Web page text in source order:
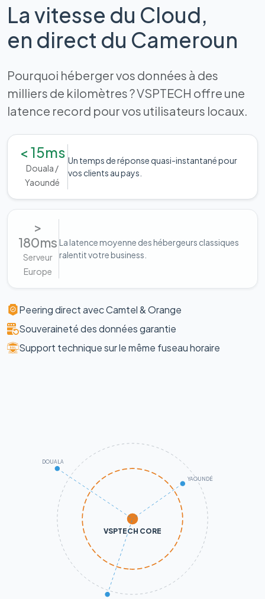
La vitesse du Cloud,
en direct du Cameroun
Pourquoi héberger vos données à des
milliers de kilomètres ? VSPTECH offre une
latence record pour vos utilisateurs locaux.
< 15ms
Douala /
Yaoundé
Un temps de réponse quasi-instantané pour
vos clients au pays.
>
180ms
Serveur
Europe
La latence moyenne des hébergeurs classiques
ralentit votre business.
Peering direct avec Camtel & Orange
Souveraineté des données garantie
Support technique sur le même fuseau horaire
VSPTECH CORE
DOUALA
YAOUNDÉ